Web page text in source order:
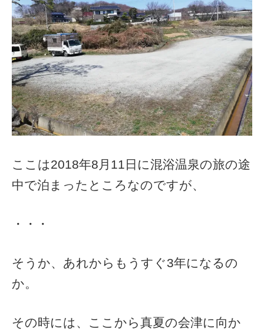
ここは2018年8月11日に混浴温泉の旅の途
中で泊まったところなのですが、
・・・
そうか、あれからもうすぐ3年になるの
か。
その時には、ここから真夏の会津に向か